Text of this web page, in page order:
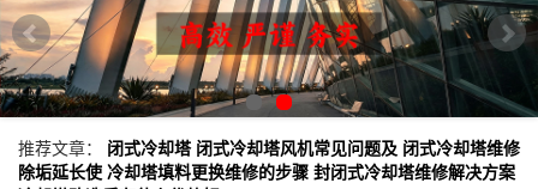
推荐文章： 闭式冷却塔 闭式冷却塔风机常见问题及 闭式冷却塔维修
除垢延长使 冷却塔填料更换维修的步骤 封闭式冷却塔维修解决方案